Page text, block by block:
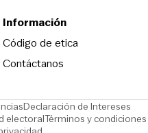
Información
Código de eticaOpens in new
Contáctanos
Opens in new window
Declaración de Intereses
electoralOpens in new window
Términos y condiciones